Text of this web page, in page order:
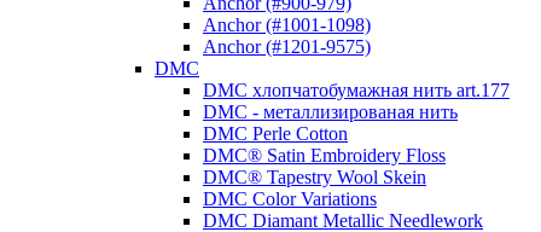
Anchor (#1001-1098)
Anchor (#1201-9575)
DMC
DMC хлопчатобумажная нить art.177
DMC - металлизированая нить
DMC Perle Cotton
DMC® Satin Embroidery Floss
DMC® Tapestry Wool Skein
DMC Color Variations
DMC Diamant Metallic Needlework